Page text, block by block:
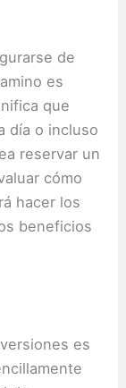
de
es
que
día o incluso
reservar un
cómo
hacer los
beneficios
es